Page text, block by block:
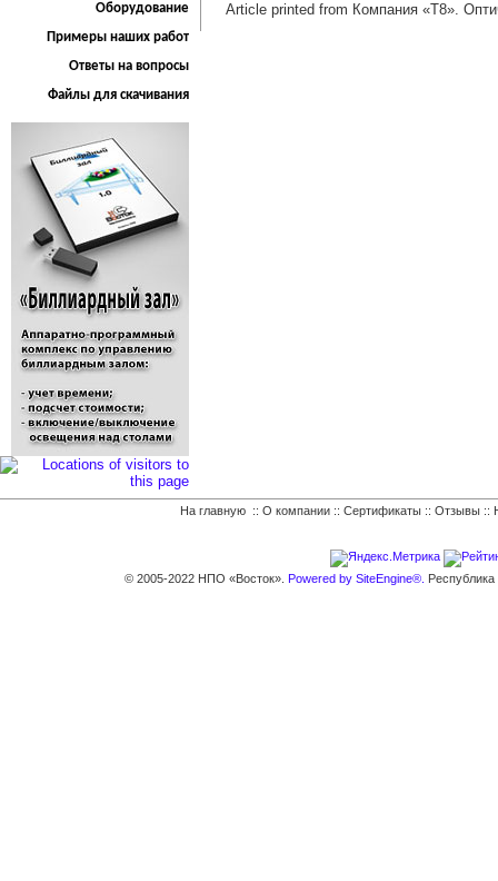
Оборудование
Примеры наших работ
Ответы на вопросы
Файлы для скачивания
Article printed from Компания «Т8».
На главную :: О компании :: Сертификаты :: Отзывы ::
© 2005-2022 НПО «Восток». Powered by SiteEngine®.